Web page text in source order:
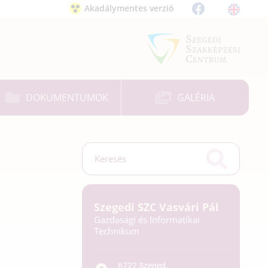
Akadálymentes verzió
DOKUMENTUMOK GALÉRIA
Szegedi SZC Vasvári Pál
Gazdasági és Informatikai
Technikum
6722 Szeged,